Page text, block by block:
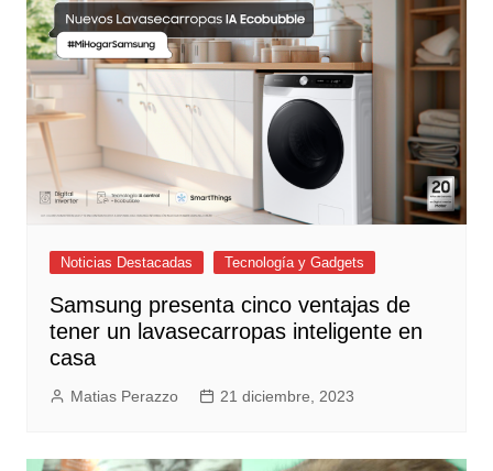
Noticias Destacadas Tecnología y Gadgets
Samsung presenta cinco ventajas de
tener un lavasecarropas inteligente en
casa
Matias Perazzo 21 diciembre, 2023